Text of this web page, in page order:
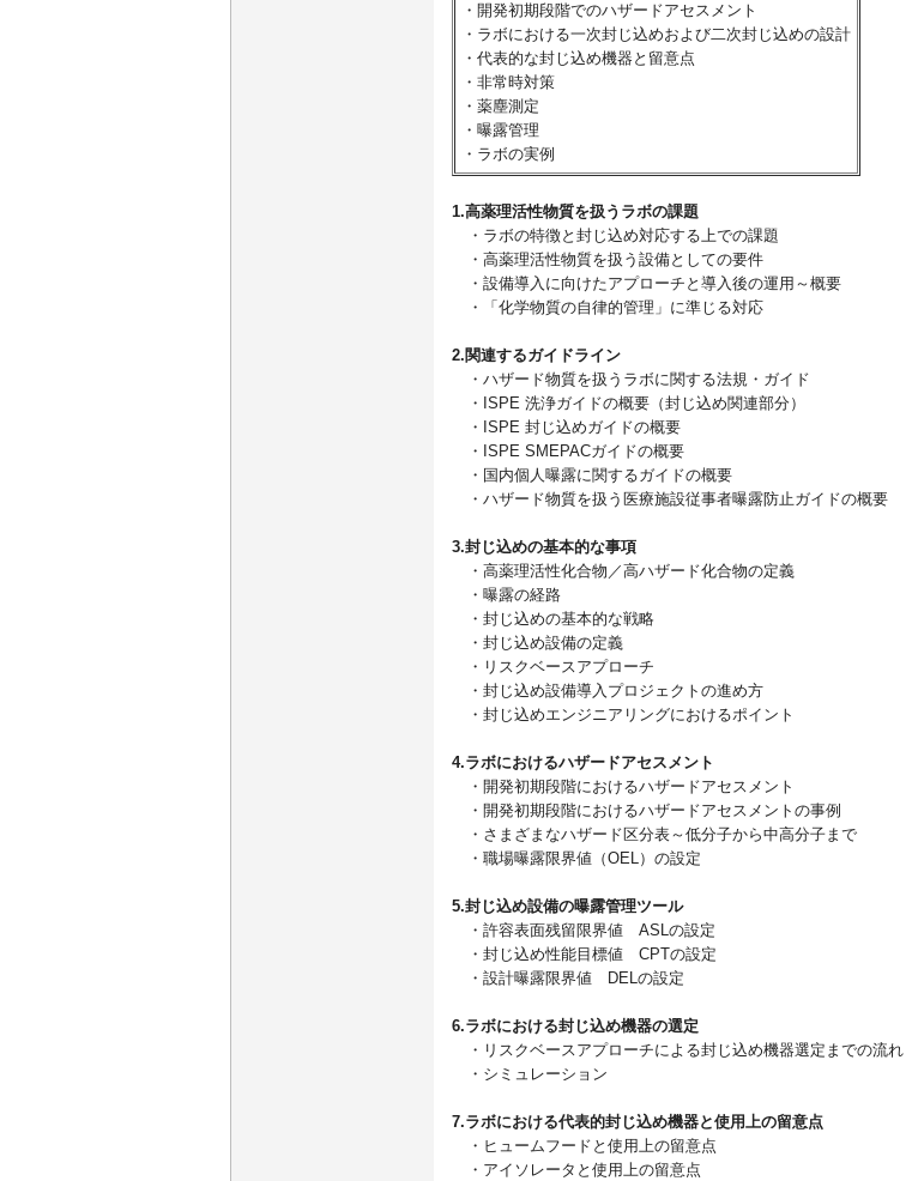
・開発初期段階でのハザードアセスメント
・ラボにおける一次封じ込めおよび二次封じ込めの設計
・代表的な封じ込め機器と留意点
・非常時対策
・薬塵測定
・曝露管理
・ラボの実例
1.高薬理活性物質を扱うラボの課題
・ラボの特徴と封じ込め対応する上での課題
・高薬理活性物質を扱う設備としての要件
・設備導入に向けたアプローチと導入後の運用～概要
・「化学物質の自律的管理」に準じる対応
2.関連するガイドライン
・ハザード物質を扱うラボに関する法規・ガイド
・ISPE 洗浄ガイドの概要（封じ込め関連部分）
・ISPE 封じ込めガイドの概要
・ISPE SMEPACガイドの概要
・国内個人曝露に関するガイドの概要
・ハザード物質を扱う医療施設従事者曝露防止ガイドの概要
3.封じ込めの基本的な事項
・高薬理活性化合物／高ハザード化合物の定義
・曝露の経路
・封じ込めの基本的な戦略
・封じ込め設備の定義
・リスクベースアプローチ
・封じ込め設備導入プロジェクトの進め方
・封じ込めエンジニアリングにおけるポイント
4.ラボにおけるハザードアセスメント
・開発初期段階におけるハザードアセスメント
・開発初期段階におけるハザードアセスメントの事例
・さまざまなハザード区分表～低分子から中高分子まで
・職場曝露限界値（OEL）の設定
5.封じ込め設備の曝露管理ツール
・許容表面残留限界値 ASLの設定
・封じ込め性能目標値 CPTの設定
・設計曝露限界値 DELの設定
6.ラボにおける封じ込め機器の選定
・リスクベースアプローチによる封じ込め機器選定までの流れ
・シミュレーション
7.ラボにおける代表的封じ込め機器と使用上の留意点
・ヒュームフードと使用上の留意点
・アイソレータと使用上の留意点